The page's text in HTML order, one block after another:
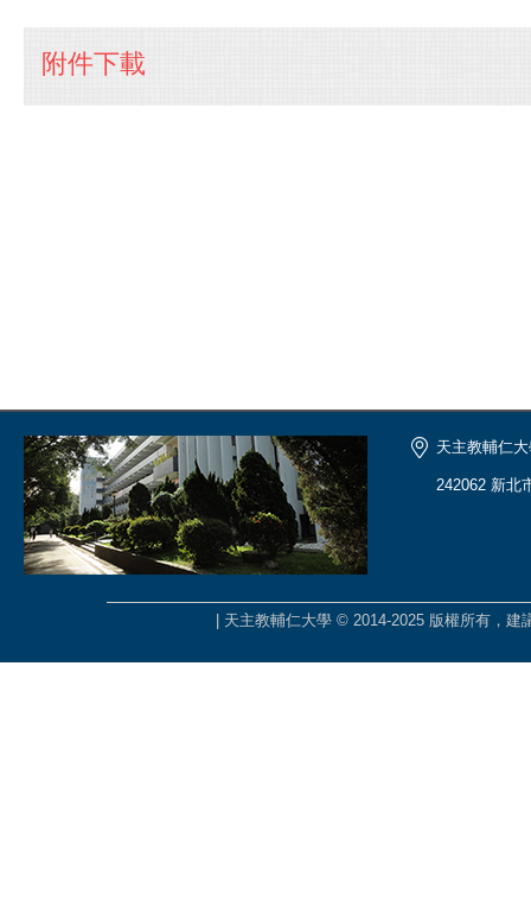
附件下載
天主教輔仁
242062 新北
| 天主教輔仁大學 © 2014-2025 版權所有，